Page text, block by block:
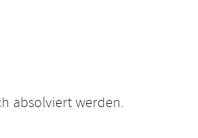
absolviert werden.